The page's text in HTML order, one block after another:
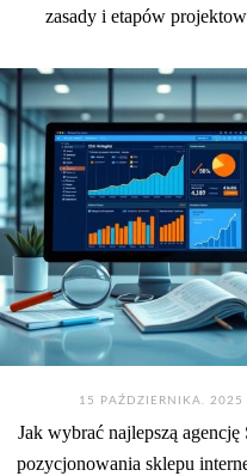
zasady i etapów
15 PAŹDZIERNIKA. 2025
Jak wybrać najlepszą agencję
pozycjonowania sklepu